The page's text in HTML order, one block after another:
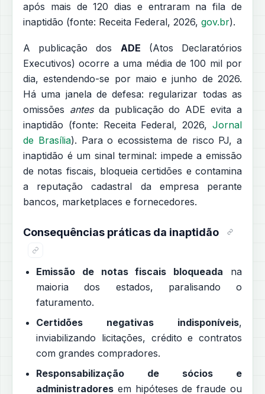
após mais de 120 dias e entraram na fila de
inaptidão (fonte: Receita Federal, 2026, gov.br).
A publicação dos ADE (Atos Declaratórios
Executivos) ocorre a uma média de 100 mil por
dia, estendendo-se por maio e junho de 2026.
Há uma janela de defesa: regularizar todas as
omissões antesda publicação do ADE evita a
inaptidão (fonte: Receita Federal, 2026, Jornal
de Brasília). Para o ecossistema de risco PJ, a
inaptidão é um sinal terminal: impede a emissão
de notas fiscais, bloqueia certidões e contamina
a reputação cadastral da empresa perante
bancos, marketplaces e fornecedores.
Consequências práticas da inaptidão
Emissão de notas fiscais bloqueada na
maioria dos estados, paralisando o
faturamento.
Certidões negativas indisponíveis,
inviabilizando licitações, crédito e contratos
com grandes compradores.
Responsabilização de sócios e
administradores em hipóteses de fraude ou